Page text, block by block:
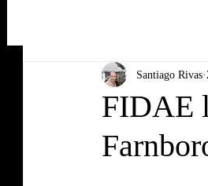
FIDAE
Santiago Rivas